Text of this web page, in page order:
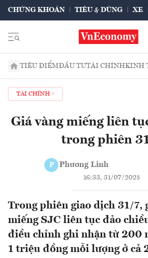
CHỨNG KHOÁN TIÊU & DÙNG XE
TIÊU ĐIỂMĐẦU TƯTÀI CHÍNHKINH
TÀI CHÍNH
Giá vàng miếng liên
trong phiên
P Phương Linh
16:33, 31/07/2025
Trong phiên giao dịch 31/7,
miếng SJC liên tục đảo
điều chỉnh ghi nhận từ 200
1 triệu đồng mỗi lượng ở cả